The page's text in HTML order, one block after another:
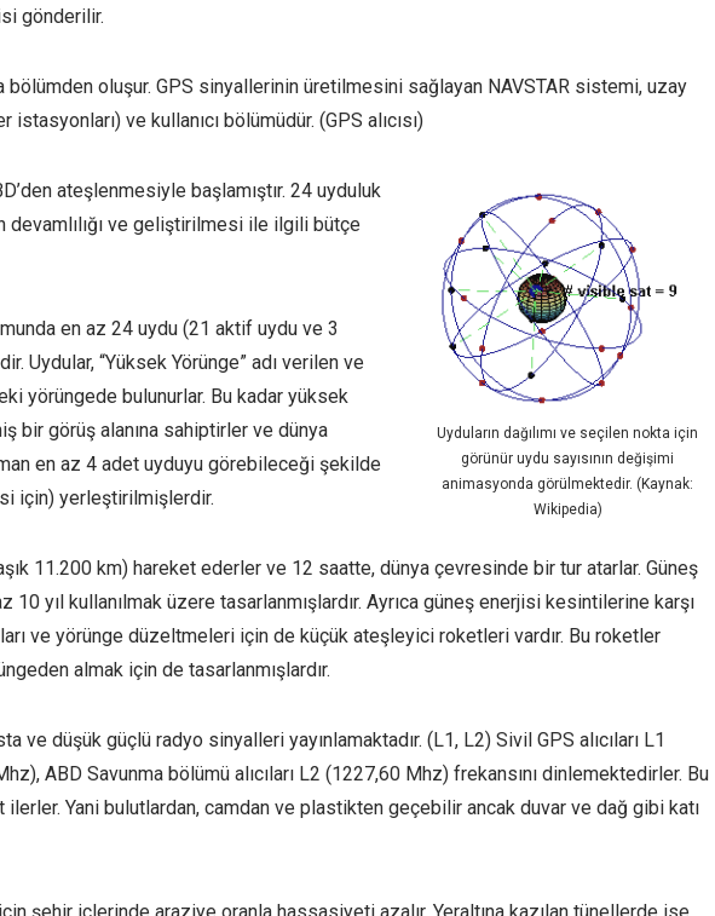
gönderilir.
oluşur. GPS sinyallerinin üretilmesini sağlayan NAVSTAR sistemi, uzay
ve kullanıcı bölümüdür. (GPS alıcısı)
Uyduların dağılımı ve seçilen nokta için
görünür uydu sayısının değişimi
animasyonda görülmektedir. (Kaynak:
Wikipedia)
ateşlenmesiyle başlamıştır. 24 uyduluk
devamlılığı ve geliştirilmesi ile ilgili bütçe
en az 24 uydu (21 aktif uydu ve 3
Uydular, “Yüksek Yörünge” adı verilen ve
yörüngede bulunurlar. Bu kadar yüksek
bir görüş alanına sahiptirler ve dünya
en az 4 adet uyduyu görebileceği şekilde
için) yerleştirilmişlerdir.
11.200 km) hareket ederler ve 12 saatte, dünya çevresinde bir tur atarlar. Güneş
10 yıl kullanılmak üzere tasarlanmışlardır. Ayrıca güneş enerjisi kesintilerine karşı
ve yörünge düzeltmeleri için de küçük ateşleyici roketleri vardır. Bu roketler
almak için de tasarlanmışlardır.
ve düşük güçlü radyo sinyalleri yayınlamaktadır. (L1, L2) Sivil GPS alıcıları L1
ABD Savunma bölümü alıcıları L2 (1227,60 Mhz) frekansını dinlemektedirler. Bu
ilerler. Yani bulutlardan, camdan ve plastikten geçebilir ancak duvar ve dağ gibi katı